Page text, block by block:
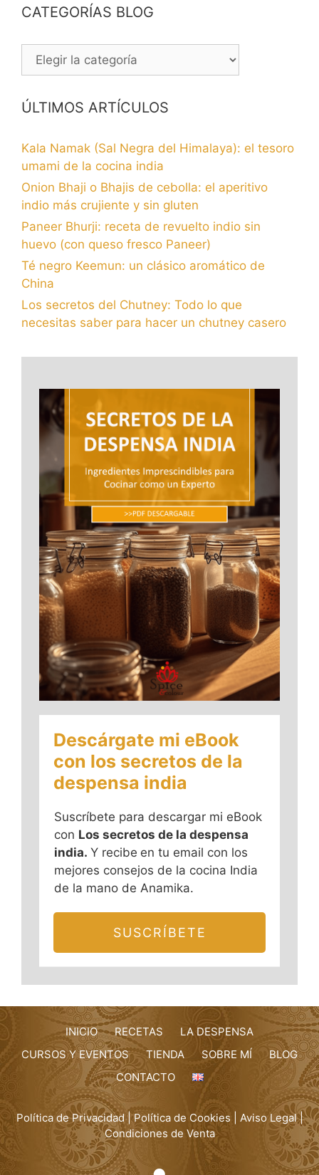
CATEGORÍAS BLOG
CATEGORÍAS
BLOG
ÚLTIMOS ARTÍCULOS
Kala Namak (Sal Negra del Himalaya): el tesoro
umami de la cocina india
Onion Bhaji o Bhajis de cebolla: el aperitivo
indio más crujiente y sin gluten
Paneer Bhurji: receta de revuelto indio sin
huevo (con queso fresco Paneer)
Té negro Keemun: un clásico aromático de
China
Los secretos del Chutney: Todo lo que
necesitas saber para hacer un chutney casero
Descárgate mi eBook
con los secretos de la
despensa india
Suscríbete para descargar mi eBook
con Los secretos de la despensa
india. Y recibe en tu email con los
mejores consejos de la cocina India
de la mano de Anamika.
SUSCRÍBETE
INICIO RECETAS
LA DESPENSA
CURSOS Y EVENTOS
TIENDA SOBRE MÍ
BLOG
CONTACTO
Política de Privacidad|Política de Cookies Aviso Legal|
Condiciones de Venta